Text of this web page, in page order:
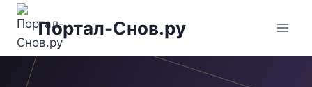
Перейти
содержимому
Портал-Снов.ру